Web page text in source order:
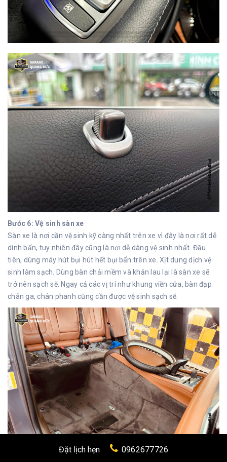
Bước 6: Vệ sinh sàn xe
Sàn xe là nơi cần vệ sinh kỹ càng nhất trên xe vì đây là nơi rất dễ
dính bẩn, tuy nhiên đây cũng là nơi dễ dàng vệ sinh nhất. Đầu
tiên, dùng máy hút bụi hút hết bụi bẩn trên xe. Xịt dung dịch vệ
sinh làm sạch. Dùng bàn chải mềm và khăn lau lại là sàn xe sẽ
trở nên sạch sẽ. Ngay cả các vị trí như khung viền cửa, bàn đạp
chân ga, chân phanh cũng cần được vệ sinh sạch sẽ.
Đặt lịch hẹn 0962677726